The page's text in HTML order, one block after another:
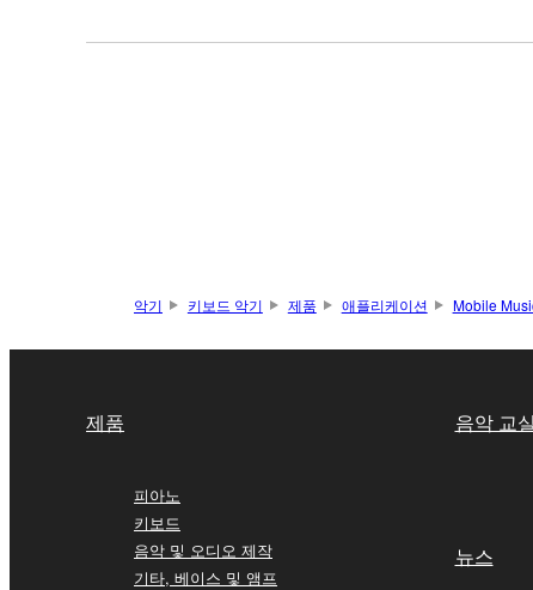
악기 키보드 악기 제품 애플리케이션 Mobile
제품
피아노
키보드
음악 및 오디오 제작
기타, 베이스 및 앰프
음악 교실
뉴스